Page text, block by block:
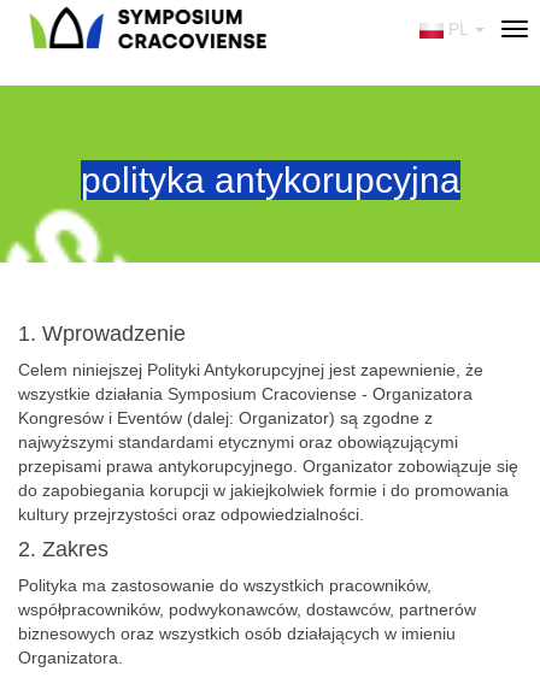
PL
polityka antykorupcyjna
1. Wprowadzenie
Celem niniejszej Polityki Antykorupcyjnej jest zapewnienie, że
wszystkie działania Symposium Cracoviense - Organizatora
Kongresów i Eventów (dalej: Organizator) są zgodne z
najwyższymi standardami etycznymi oraz obowiązującymi
przepisami prawa antykorupcyjnego. Organizator zobowiązuje się
do zapobiegania korupcji w jakiejkolwiek formie i do promowania
kultury przejrzystości oraz odpowiedzialności.
2. Zakres
Polityka ma zastosowanie do wszystkich pracowników,
współpracowników, podwykonawców, dostawców, partnerów
biznesowych oraz wszystkich osób działających w imieniu
Organizatora.